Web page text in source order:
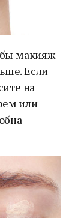
макияж
Если
на
или